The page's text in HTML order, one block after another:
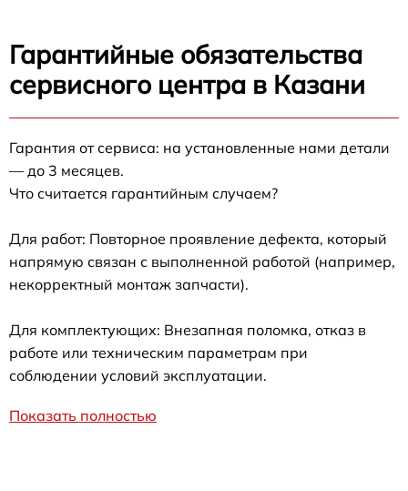
Гарантийные обязательства
сервисного центра в Казани
Гарантия от сервиса: на установленные нами детали
— до 3 месяцев.
Что считается гарантийным случаем?
Для работ: Повторное проявление дефекта, который
напрямую связан с выполненной работой (например,
некорректный монтаж запчасти).
Для комплектующих: Внезапная поломка, отказ в
работе или техническим параметрам при
соблюдении условий эксплуатации.
Показать полностью